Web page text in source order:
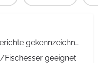
Vegetarische und Vegane Gerichte gekennzeichnet
Fischesser geeignet